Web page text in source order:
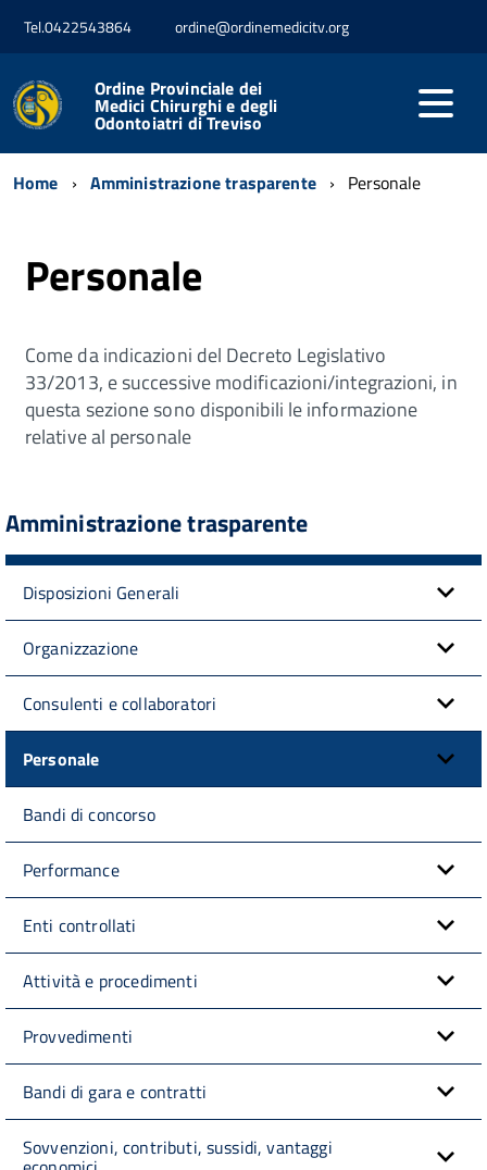
Tel.0422543864 ordine@ordinemedicitv.org
Ordine Provinciale dei
Medici Chirurghi e degli
Odontoiatri di Treviso
Home Amministrazione trasparente Personale
Personale
Come da indicazioni del Decreto Legislativo
33/2013, e successive modificazioni/integrazioni, in
questa sezione sono disponibili le informazione
relative al personale
Amministrazione trasparente
Disposizioni Generali
Organizzazione
Consulenti e collaboratori
Personale
Bandi di concorso
Performance
Enti controllati
Attività e procedimenti
Provvedimenti
Bandi di gara e contratti
Sovvenzioni, contributi, sussidi, vantaggi